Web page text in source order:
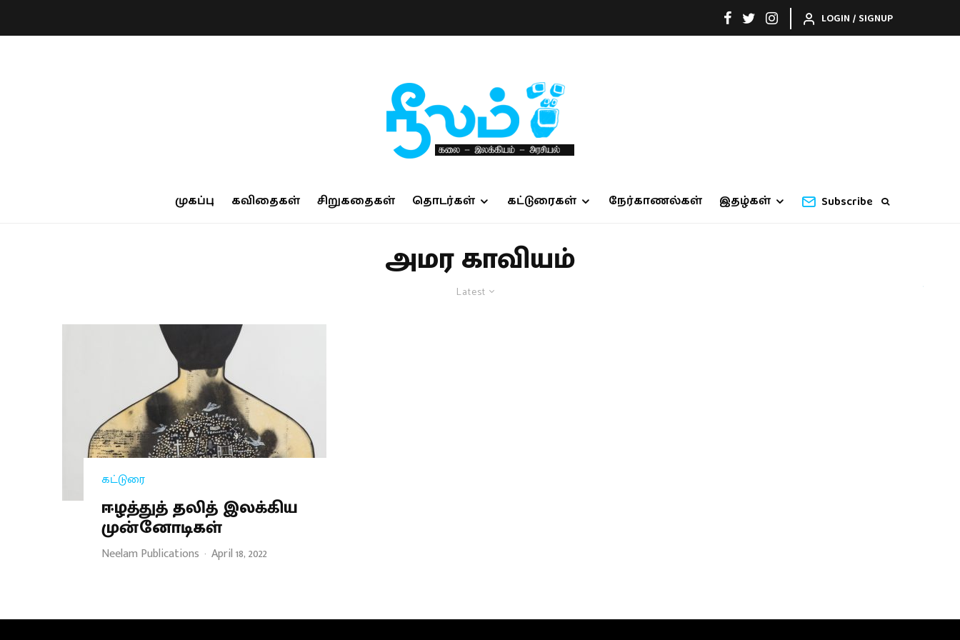
LOGIN / SIGNUP
முகப்பு கவிதைகள் சிறுகதைகள் தொடர்கள் கட்டுரைகள் நேர்காணல்கள் இதழ்கள் Subscribe
அமர காவியம்
Latest
கட்டுரை
ஈழத்துத் தலித் இலக்கிய
முன்னோடிகள்
Neelam Publications · April 18, 2022